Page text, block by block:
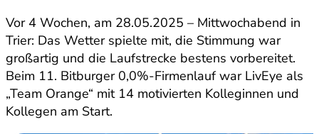
Vor 4 Wochen, am 28.05.2025 – Mittwochabend in
Trier: Das Wetter spielte mit, die Stimmung war
großartig und die Laufstrecke bestens vorbereitet.
Beim 11. Bitburger 0,0%-Firmenlauf war LivEye als
„Team Orange“ mit 14 motivierten Kolleginnen und
Kollegen am Start.